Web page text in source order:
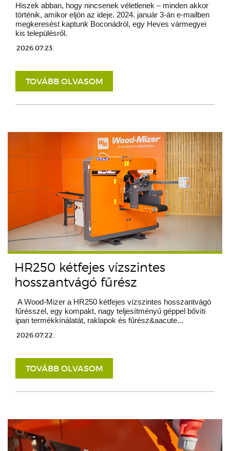
Hiszek abban, hogy nincsenek véletlenek – minden akkor
történik, amikor eljön az ideje. 2024. január 3-án e-mailben
megkeresést kaptunk Boconádról, egy Heves vármegyei
kis településről.
2026.07.23.
TOVÁBB OLVASOM
HR250 kétfejes vízszintes
hosszantvágó fűrész
A Wood-Mizer a HR250 kétfejes vízszintes hosszantvágó
fűrésszel, egy kompakt, nagy teljesítményű géppel bővíti
ipari termékkínálatát, raklapok és fűrész&aacute...
2026.07.22.
TOVÁBB OLVASOM